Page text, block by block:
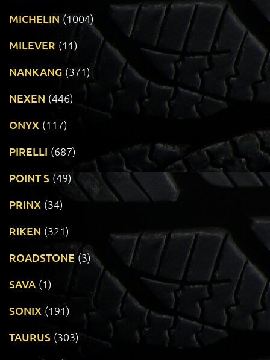
MICHELIN (1004)
MILEVER (11)
NANKANG (371)
NEXEN (446)
ONYX (117)
PIRELLI (687)
POINT S (49)
PRINX (34)
RIKEN (321)
ROADSTONE (3)
SAVA (1)
SONIX (191)
TAURUS (303)